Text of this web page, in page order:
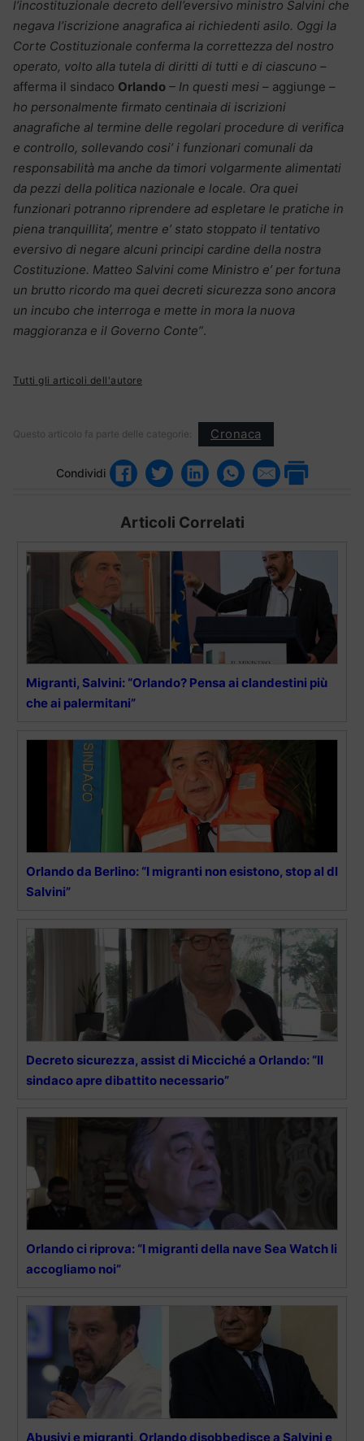
l’incostituzionale decreto dell’eversivo ministro Salvini che
negava l’iscrizione anagrafica ai richiedenti asilo. Oggi la
Corte Costituzionale conferma la correttezza del nostro
operato, volto alla tutela di diritti di tutti e di ciascuno –
afferma il sindaco Orlando – In questi mesi – aggiunge –
ho personalmente firmato centinaia di iscrizioni
anagrafiche al termine delle regolari procedure di verifica
e controllo, sollevando cosi’ i funzionari comunali da
responsabilità ma anche da timori volgarmente alimentati
da pezzi della politica nazionale e locale. Ora quei
funzionari potranno riprendere ad espletare le pratiche in
piena tranquillita’, mentre e’ stato stoppato il tentativo
eversivo di negare alcuni principi cardine della nostra
Costituzione. Matteo Salvini come Ministro e’ per fortuna
un brutto ricordo ma quei decreti sicurezza sono ancora
un incubo che interroga e mette in mora la nuova
maggioranza e il Governo Conte”.
Tutti gli articoli dell'autore
Questo articolo fa parte delle categorie: Cronaca
Condividi
Articoli Correlati
Migranti, Salvini: “Orlando? Pensa ai clandestini più
che ai palermitani”
Orlando da Berlino: “I migranti non esistono, stop al dl
Salvini”
Decreto sicurezza, assist di Micciché a Orlando: “Il
sindaco apre dibattito necessario”
Orlando ci riprova: “I migranti della nave Sea Watch li
accogliamo noi”
Abusivi e migranti, Orlando disobbedisce a Salvini e